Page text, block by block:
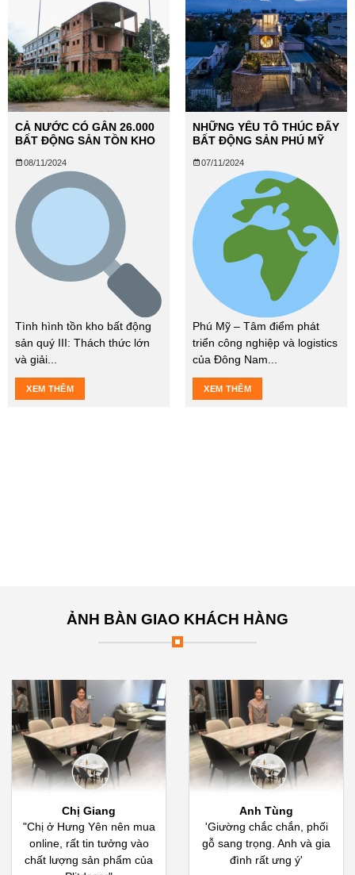
CẢ NƯỚC CÓ GẦN 26.000
BẤT ĐỘNG SẢN TỒN KHO
08/11/2024
Tình hình tồn kho bất động
sản quý III: Thách thức lớn
và giải...
XEM THÊM
NHỮNG YẾU TÔ THÚC ĐẨY
BẤT ĐỘNG SẢN PHÚ MỸ
07/11/2024
Phú Mỹ – Tâm điểm phát
triển công nghiệp và logistics
của Đông Nam...
XEM THÊM
ẢNH BÀN GIAO KHÁCH HÀNG
Chị Giang
"Chị ở Hưng Yên nên mua
online, rất tin tưởng vào
chất lượng sản phẩm của
Anh Tùng
'Giường chắc chắn, phối
gỗ sang trọng. Anh và gia
đình rất ưng ý'